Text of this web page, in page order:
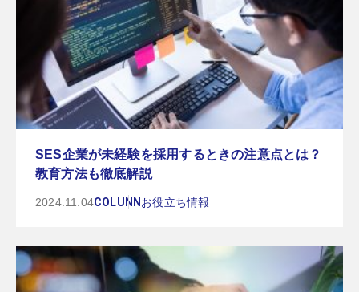
SES企業が未経験を採用するときの注意点とは？
教育方法も徹底解説
2024.11.04COLUNN お役立ち情報